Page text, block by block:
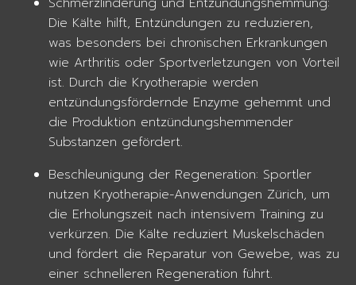
Die Kälte hilft, Entzündungen zu reduzieren,
was besonders bei chronischen Erkrankungen
wie Arthritis oder Sportverletzungen von Vorteil
ist. Durch die Kryotherapie werden
entzündungsfördernde Enzyme gehemmt und
die Produktion entzündungshemmender
Substanzen gefördert.
Beschleunigung der Regeneration: Sportler
nutzen Kryotherapie-Anwendungen Zürich, um
die Erholungszeit nach intensivem Training zu
verkürzen. Die Kälte reduziert Muskelschäden
und fördert die Reparatur von Gewebe, was zu
einer schnelleren Regeneration führt.